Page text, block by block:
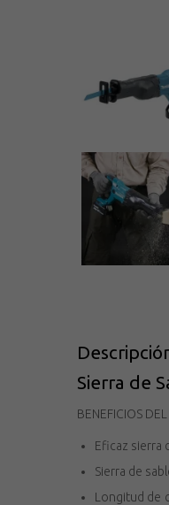
Sierra de
BENEFICIOS
Eficaz sierra
Sierra de
Longitud de